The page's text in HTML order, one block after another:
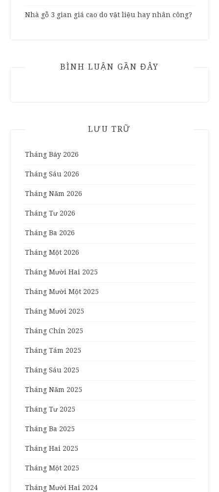
Nhà gỗ 3 gian giá cao do vật liệu hay nhân công?
BÌNH LUẬN GẦN ĐÂY
LƯU TRỮ
Tháng Bảy 2026
Tháng Sáu 2026
Tháng Năm 2026
Tháng Tư 2026
Tháng Ba 2026
Tháng Một 2026
Tháng Mười Hai 2025
Tháng Mười Một 2025
Tháng Mười 2025
Tháng Chín 2025
Tháng Tám 2025
Tháng Sáu 2025
Tháng Năm 2025
Tháng Tư 2025
Tháng Ba 2025
Tháng Hai 2025
Tháng Một 2025
Tháng Mười Hai 2024